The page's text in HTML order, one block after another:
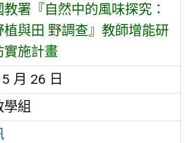
署『自然中的風味探究：
植與田 野調查』教師增能研
實施計畫
月 26 日
組